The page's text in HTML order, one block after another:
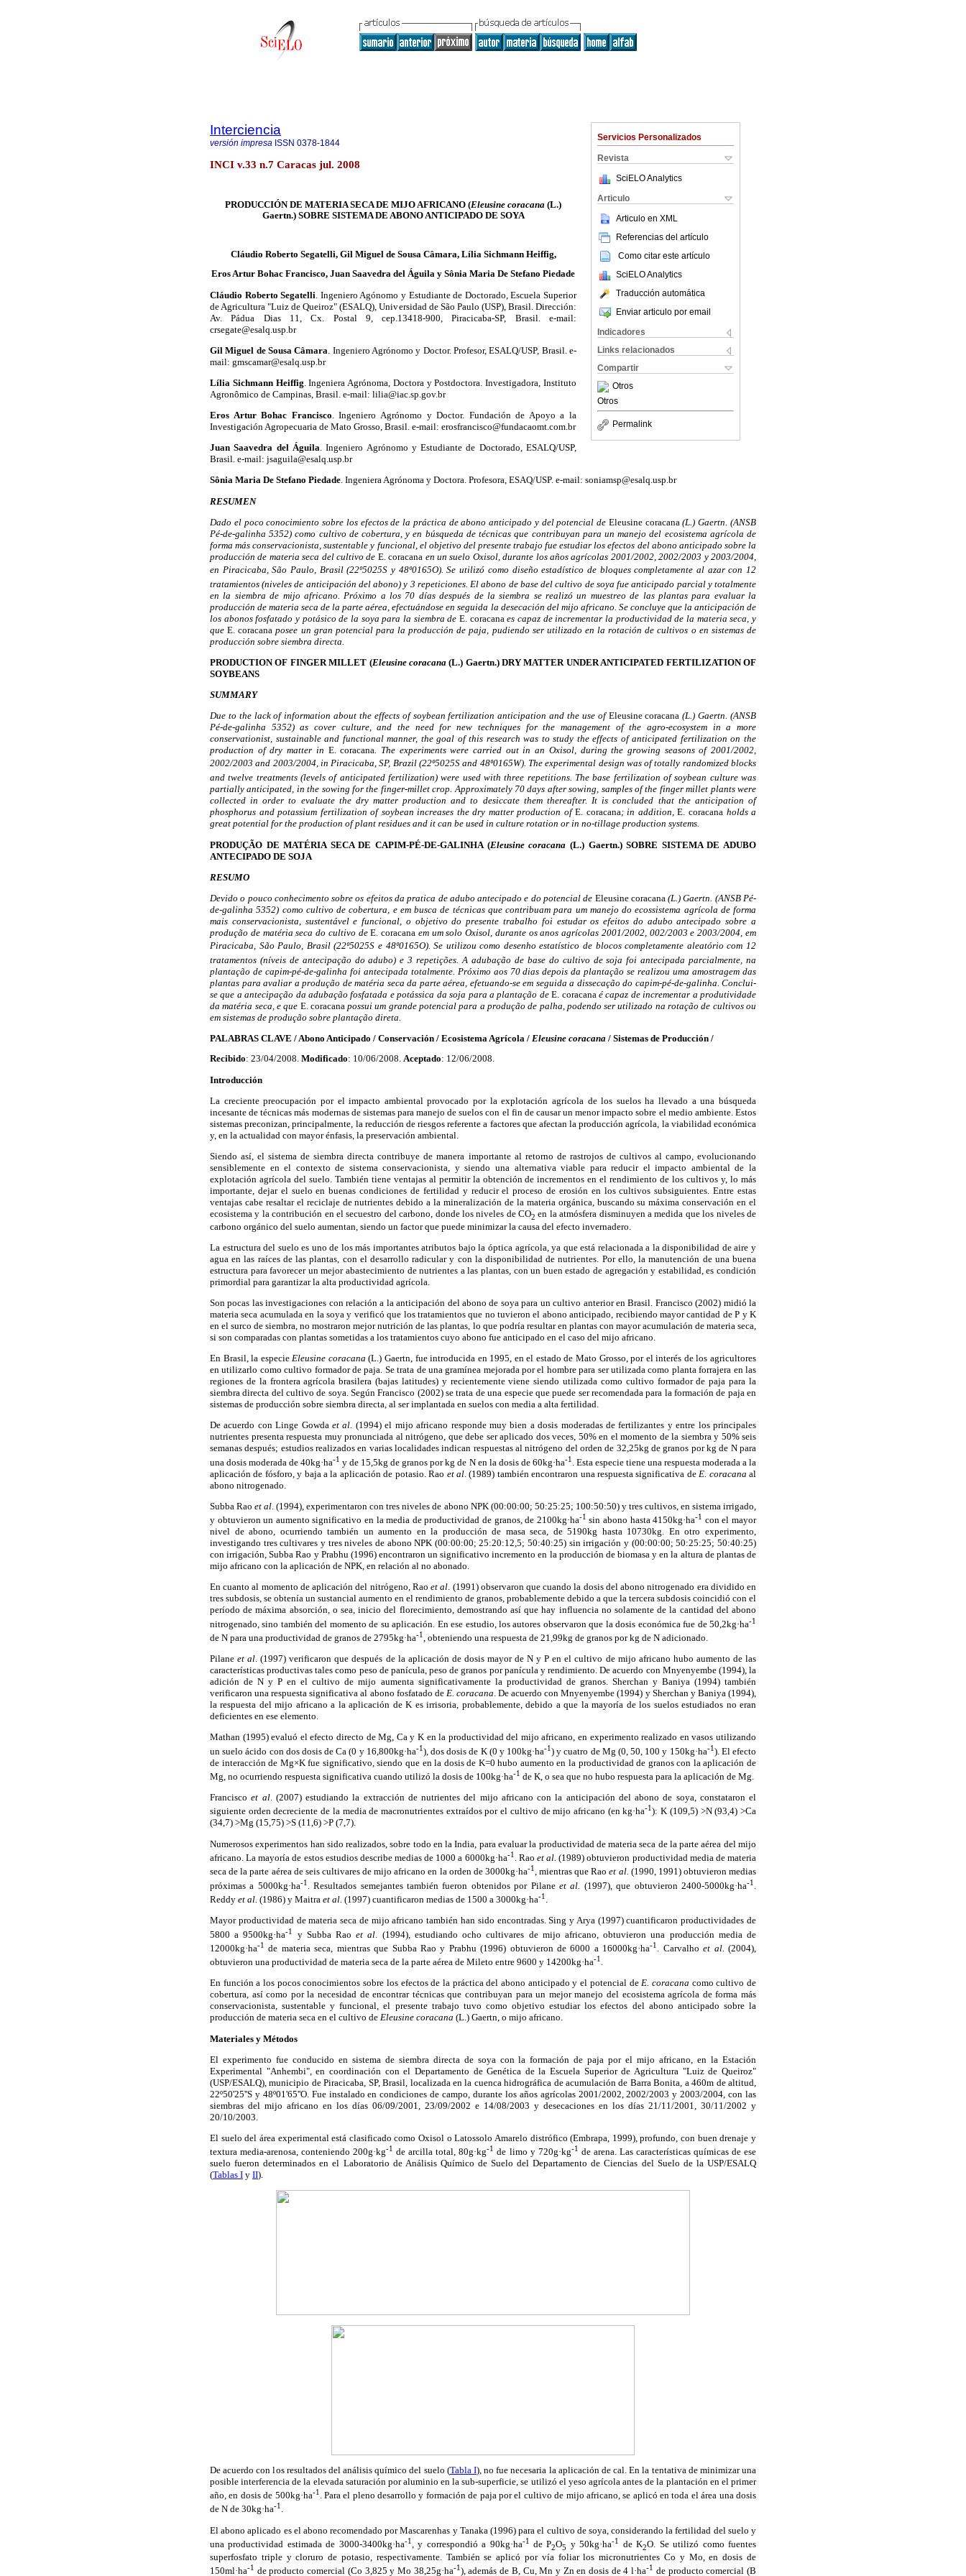
Servicios Personalizados
Revista
SciELO Analytics
Articulo
Articulo en XML
Referencias del artículo
Como citar este artículo
SciELO Analytics
Traducción automática
Enviar articulo por email
Indicadores
Links relacionados
Compartir
Otros
Otros
Permalink
Interciencia
versión impresa ISSN 0378-1844
INCI v.33 n.7 Caracas jul. 2008
PRODUCCIÓN DE MATERIA SECA DE MIJO AFRICANO (Eleusine coracana (L.)
Gaertn.) SOBRE SISTEMA DE ABONO ANTICIPADO DE SOYA
Cláudio Roberto Segatelli, Gil Miguel de Sousa Câmara, Lília Sichmann Heiffig,
Eros Artur Bohac Francisco, Juan Saavedra del Águila y Sônia Maria De Stefano Piedade
Cláudio Roberto Segatelli . Ingeniero Agónomo y Estudiante de Doctorado, Escuela Superior
de Agricultura "Luiz de Queiroz" (ESALQ), Universidad de São Paulo (USP), Brasil. Dirección:
Av. Pádua Dias 11, Cx. Postal 9, cep.13418-900, Piracicaba-SP, Brasil. e-mail:
crsegate@esalq.usp.br
Gil Miguel de Sousa Câmara . Ingeniero Agrónomo y Doctor. Profesor, ESALQ/USP, Brasil. e-
mail: gmscamar@esalq.usp.br
Lília Sichmann Heiffig . Ingeniera Agrónoma, Doctora y Postdoctora. Investigadora, Instituto
Agronômico de Campinas, Brasil. e-mail: lilia@iac.sp.gov.br
Eros Artur Bohac Francisco. Ingeniero Agrónomo y Doctor. Fundación de Apoyo a la
Investigación Agropecuaria de Mato Grosso, Brasil. e-mail: erosfrancisco@fundacaomt.com.br
Juan Saavedra del Águila. Ingeniero Agrónomo y Estudiante de Doctorado, ESALQ/USP,
Brasil. e-mail: jsaguila@esalq.usp.br
Sônia Maria De Stefano Piedade. Ingeniera Agrónoma y Doctora. Profesora, ESAQ/USP. e-mail: soniamsp@esalq.usp.br
RESUMEN
Dado el poco conocimiento sobre los efectos de la práctica de abono anticipado y del potencial de Eleusine coracana (L.) Gaertn. (ANSB
Pé-de-galinha 5352) como cultivo de cobertura, y en búsqueda de técnicas que contribuyan para un manejo del ecosistema agrícola de
forma más conservacionista, sustentable y funcional, el objetivo del presente trabajo fue estudiar los efectos del abono anticipado sobre la
producción de materia seca del cultivo de E. coracana en un suelo Oxisol, durante los años agrícolas 2001/2002, 2002/2003 y 2003/2004,
en Piracicaba, São Paulo, Brasil (22º5025S y 48º0165O). Se utilizó como diseño estadístico de bloques completamente al azar con 12
tratamientos (niveles de anticipación del abono) y 3 repeticiones. El abono de base del cultivo de soya fue anticipado parcial y totalmente
en la siembra de mijo africano. Próximo a los 70 días después de la siembra se realizó un muestreo de las plantas para evaluar la
producción de materia seca de la parte aérea, efectuándose en seguida la desecación del mijo africano. Se concluye que la anticipación de
los abonos fosfatado y potásico de la soya para la siembra de E. coracana es capaz de incrementar la productividad de la materia seca, y
queE. coracana posee un gran potencial para la producción de paja, pudiendo ser utilizado en la rotación de cultivos o en sistemas de
producción sobre siembra directa.
PRODUCTION OF FINGER MILLET (Eleusine coracana(L.) Gaertn.) DRY MATTER UNDER ANTICIPATED FERTILIZATION OF
SOYBEANS
SUMMARY
Due to the lack of information about the effects of soybean fertilization anticipation and the use of Eleusine coracana (L.) Gaertn. (ANSB
Pé-de-galinha 5352) as cover culture, and the need for new techniques for the management of the agro-ecosystem in a more
conservationist, sustainable and functional manner, the goal of this research was to study the effects of anticipated fertilization on the
production of dry matter in E. coracana. The experiments were carried out in an Oxisol, during the growing seasons of 2001/2002,
2002/2003 and 2003/2004, in Piracicaba, SP, Brazil (22º5025S and 48º0165W). The experimental design was of totally randomized blocks
and twelve treatments (levels of anticipated fertilization) were used with three repetitions. The base fertilization of soybean culture was
partially anticipated, in the sowing for the finger-millet crop. Approximately 70 days after sowing, samples of the finger millet plants were
collected in order to evaluate the dry matter production and to desiccate them thereafter. It is concluded that the anticipation of
phosphorus and potassium fertilization of soybean increases the dry matter production ofE. coracana; in addition,E. coracanaholds a
great potential for the production of plant residues and it can be used in culture rotation or in no-tillage production systems.
PRODUÇÃO DE MATÉRIA SECA DE CAPIM-PÉ-DE-GALINHA (Eleusine coracana (L.) Gaertn.) SOBRE SISTEMA DE ADUBO
ANTECIPADO DE SOJA
RESUMO
Devido o pouco conhecimento sobre os efeitos da pratica de adubo antecipado e do potencial de Eleusine coracana (L.) Gaertn. (ANSB Pé-
de-galinha 5352) como cultivo de cobertura, e em busca de técnicas que contribuam para um manejo do ecossistema agrícola de forma
mais conservacionista, sustentável e funcional, o objetivo do presente trabalho foi estudar os efeitos do adubo antecipado sobre a
produção de matéria seca do cultivo deE. coracana em um solo Oxisol, durante os anos agrícolas 2001/2002, 002/2003 e 2003/2004, em
Piracicaba, São Paulo, Brasil (22º5025S e 48º0165O). Se utilizou como desenho estatístico de blocos completamente aleatório com 12
tratamentos (níveis de antecipação do adubo) e 3 repetições. A adubação de base do cultivo de soja foi antecipada parcialmente, na
plantação de capim-pé-de-galinha foi antecipada totalmente. Próximo aos 70 dias depois da plantação se realizou uma amostragem das
plantas para avaliar a produção de matéria seca da parte aérea, efetuando-se em seguida a dissecação do capim-pé-de-galinha. Conclui-
se que a antecipação da adubação fosfatada e potássica da soja para a plantação deE. coracana é capaz de incrementar a produtividade
da matéria seca, e que E. coracana possui um grande potencial para a produção de palha, podendo ser utilizado na rotação de cultivos ou
em sistemas de produção sobre plantação direta.
PALABRAS CLAVE / Abono Anticipado / Conservación / Ecosistema Agrícola / Eleusine coracana / Sistemas de Producción /
Recibido: 23/04/2008. Modificado: 10/06/2008. Aceptado: 12/06/2008.
Introducción
La creciente preocupación por el impacto ambiental provocado por la explotación agrícola de los suelos ha llevado a una búsqueda
incesante de técnicas más modernas de sistemas para manejo de suelos con el fin de causar un menor impacto sobre el medio ambiente. Estos
sistemas preconizan, principalmente, la reducción de riesgos referente a factores que afectan la producción agrícola, la viabilidad económica
y, en la actualidad con mayor énfasis, la preservación ambiental.
Siendo así, el sistema de siembra directa contribuye de manera importante al retorno de rastrojos de cultivos al campo, evolucionando
sensiblemente en el contexto de sistema conservacionista, y siendo una alternativa viable para reducir el impacto ambiental de la
explotación agrícola del suelo. También tiene ventajas al permitir la obtención de incrementos en el rendimiento de los cultivos y, lo más
importante, dejar el suelo en buenas condiciones de fertilidad y reducir el proceso de erosión en los cultivos subsiguientes. Entre estas
ventajas cabe resaltar el reciclaje de nutrientes debido a la mineralización de la materia orgánica, buscando su máxima conservación en el
ecosistema y la contribución en el secuestro del carbono, donde los niveles de CO2 en la atmósfera disminuyen a medida que los niveles de
carbono orgánico del suelo aumentan, siendo un factor que puede minimizar la causa del efecto invernadero.
La estructura del suelo es uno de los más importantes atributos bajo la óptica agrícola, ya que está relacionada a la disponibilidad de aire y
agua en las raíces de las plantas, con el desarrollo radicular y con la disponibilidad de nutrientes. Por ello, la manutención de una buena
estructura para favorecer un mejor abastecimiento de nutrientes a las plantas, con un buen estado de agregación y estabilidad, es condición
primordial para garantizar la alta productividad agrícola.
Son pocas las investigaciones con relación a la anticipación del abono de soya para un cultivo anterior en Brasil. Francisco (2002) midió la
materia seca acumulada en la soya y verificó que los tratamientos que no tuvieron el abono anticipado, recibiendo mayor cantidad de P y K
en el surco de siembra, no mostraron mejor nutrición de las plantas, lo que podría resultar en plantas con mayor acumulación de materia seca,
si son comparadas con plantas sometidas a los tratamientos cuyo abono fue anticipado en el caso del mijo africano.
En Brasil, la especieEleusine coracana (L.) Gaertn, fue introducida en 1995, en el estado de Mato Grosso, por el interés de los agricultores
en utilizarlo como cultivo formador de paja. Se trata de una gramínea mejorada por el hombre para ser utilizada como planta forrajera en las
regiones de la frontera agrícola brasilera (bajas latitudes) y recientemente viene siendo utilizada como cultivo formador de paja para la
siembra directa del cultivo de soya. Según Francisco (2002) se trata de una especie que puede ser recomendada para la formación de paja en
sistemas de producción sobre siembra directa, al ser implantada en suelos con media a alta fertilidad.
De acuerdo con Linge Gowdaet al. (1994) el mijo africano responde muy bien a dosis moderadas de fertilizantes y entre los principales
nutrientes presenta respuesta muy pronunciada al nitrógeno, que debe ser aplicado dos veces, 50% en el momento de la siembra y 50% seis
semanas después; estudios realizados en varias localidades indican respuestas al nitrógeno del orden de 32,25kg de granos por kg de N para
una dosis moderada de 40kg·ha-1 y de 15,5kg de granos por kg de N en la dosis de 60kg·ha-1
. Esta especie tiene una respuesta moderada a la
aplicación de fósforo, y baja a la aplicación de potasio. Rao et al. (1989) también encontraron una respuesta significativa de E. coracana al
abono nitrogenado.
Subba Raoet al . (1994), experimentaron con tres niveles de abono NPK (00:00:00; 50:25:25; 100:50:50) y tres cultivos, en sistema irrigado,
y obtuvieron un aumento significativo en la media de productividad de granos, de 2100kg·ha-1 sin abono hasta 4150kg·ha-1 con el mayor
nivel de abono, ocurriendo también un aumento en la producción de masa seca, de 5190kg hasta 10730kg. En otro experimento,
investigando tres cultivares y tres niveles de abono NPK (00:00:00; 25:20:12,5; 50:40:25) sin irrigación y (00:00:00; 50:25:25; 50:40:25)
con irrigación, Subba Rao y Prabhu (1996) encontraron un significativo incremento en la producción de biomasa y en la altura de plantas de
mijo africano con la aplicación de NPK, en relación al no abonado.
En cuanto al momento de aplicación del nitrógeno, Raoet al. (1991) observaron que cuando la dosis del abono nitrogenado era dividido en
tres subdosis, se obtenía un sustancial aumento en el rendimiento de granos, probablemente debido a que la tercera subdosis coincidió con el
período de máxima absorción, o sea, inicio del florecimiento, demostrando así que hay influencia no solamente de la cantidad del abono
nitrogenado, sino también del momento de su aplicación. En ese estudio, los autores observaron que la dosis económica fue de 50,2kg·ha-1
de N para una productividad de granos de 2795kg·ha-1
, obteniendo una respuesta de 21,99kg de granos por kg de N adicionado.
Pilaneet al. (1997) verificaron que después de la aplicación de dosis mayor de N y P en el cultivo de mijo africano hubo aumento de las
características productivas tales como peso de panícula, peso de granos por panícula y rendimiento. De acuerdo con Mnyenyembe (1994), la
adición de N y P en el cultivo de mijo aumenta significativamente la productividad de granos. Sherchan y Baniya (1994) también
verificaron una respuesta significativa al abono fosfatado de E. coracana. De acuerdo con Mnyenyembe (1994) y Sherchan y Baniya (1994),
la respuesta del mijo africano a la aplicación de K es irrisoria, probablemente, debido a que la mayoría de los suelos estudiados no eran
deficientes en ese elemento.
Mathan (1995) evaluó el efecto directo de Mg, Ca y K en la productividad del mijo africano, en experimento realizado en vasos utilizando
un suelo ácido con dos dosis de Ca (0 y 16,800kg·ha-1), dos dosis de K (0 y 100kg·ha-1) y cuatro de Mg (0, 50, 100 y 150kg·ha-1). El efecto
de interacción de Mg×K fue significativo, siendo que en la dosis de K=0 hubo aumento en la productividad de granos con la aplicación de
Mg, no ocurriendo respuesta significativa cuando utilizó la dosis de 100kg·ha-1 de K, o sea que no hubo respuesta para la aplicación de Mg.
Franciscoet al. (2007) estudiando la extracción de nutrientes del mijo africano con la anticipación del abono de soya, constataron el
siguiente orden decreciente de la media de macronutrientes extraídos por el cultivo de mijo africano (en kg·ha-1): K (109,5) >N (93,4) >Ca
(34,7) >Mg (15,75) >S (11,6) >P (7,7).
Numerosos experimentos han sido realizados, sobre todo en la India, para evaluar la productividad de materia seca de la parte aérea del mijo
africano. La mayoría de estos estudios describe medias de 1000 a 6000kg·ha-1 . Rao et al. (1989) obtuvieron productividad media de materia
seca de la parte aérea de seis cultivares de mijo africano en la orden de 3000kg·ha-1, mientras que Raoet al. (1990, 1991) obtuvieron medias
próximas a 5000kg·ha-1 . Resultados semejantes también fueron obtenidos por Pilaneet al. (1997), que obtuvieron 2400-5000kg·ha-1
Reddy et al. (1986) y Maitra et al. (1997) cuantificaron medias de 1500 a 3000kg·ha-1
Mayor productividad de materia seca de mijo africano también han sido encontradas. Sing y Arya (1997) cuantificaron productividades de
5800 a 9500kg·ha-1 y Subba Raoet al . (1994), estudiando ocho cultivares de mijo africano, obtuvieron una producción media de
12000kg·ha-1 de materia seca, mientras que Subba Rao y Prabhu (1996) obtuvieron de 6000 a 16000kg·ha-1 . Carvalhoet al. (2004),
obtuvieron una productividad de materia seca de la parte aérea de Mileto entre 9600 y 14200kg·ha-1 .
En función a los pocos conocimientos sobre los efectos de la práctica del abono anticipado y el potencial deE. coracana como cultivo de
cobertura, así como por la necesidad de encontrar técnicas que contribuyan para un mejor manejo del ecosistema agrícola de forma más
conservacionista, sustentable y funcional, el presente trabajo tuvo como objetivo estudiar los efectos del abono anticipado sobre la
producción de materia seca en el cultivo de Eleusine coracana (L.) Gaertn, o mijo africano.
Materiales y Métodos
El experimento fue conducido en sistema de siembra directa de soya con la formación de paja por el mijo africano, en la Estación
Experimental "Anhembi", en coordinación con el Departamento de Genética de la Escuela Superior de Agricultura "Luiz de Queiroz"
(USP/ESALQ), municipio de Piracicaba, SP, Brasil, localizada en la cuenca hidrográfica de acumulación de Barra Bonita, a 460m de altitud,
22º50'25''S y 48º01'65''O. Fue instalado en condiciones de campo, durante los años agrícolas 2001/2002, 2002/2003 y 2003/2004, con las
siembras del mijo africano en los días 06/09/2001, 23/09/2002 e 14/08/2003 y desecaciones en los días 21/11/2001, 30/11/2002 y
20/10/2003.
El suelo del área experimental está clasificado como Oxisol o Latossolo Amarelo distrófico (Embrapa, 1999), profundo, con buen drenaje y
textura media-arenosa, conteniendo 200g·kg-1 de arcilla total, 80g·kg-1 de limo y 720g·kg-1 de arena. Las características químicas de ese
suelo fueron determinados en el Laboratorio de Análisis Químico de Suelo del Departamento de Ciencias del Suelo de la USP/ESALQ
(Tablas I y II).
De acuerdo con los resultados del análisis químico del suelo (Tabla I), no fue necesaria la aplicación de cal. En la tentativa de minimizar una
posible interferencia de la elevada saturación por aluminio en la sub-superficie, se utilizó el yeso agrícola antes de la plantación en el primer
año, en dosis de 500kg·ha-1 . Para el pleno desarrollo y formación de paja por el cultivo de mijo africano, se aplicó en toda el área una dosis
de N de 30kg·ha-1 .
El abono aplicado es el abono recomendado por Mascarenhas y Tanaka (1996) para el cultivo de soya, considerando la fertilidad del suelo y
una productividad estimada de 3000-3400kg·ha-1 , y correspondió a 90kg·ha-1 de P2O5 y 50kg·ha-1 de K2O. Se utilizó como fuentes
superfosfato triple y cloruro de potasio, respectivamente. También se aplicó por vía foliar los micronutrientes Co y Mo, en dosis de
150ml·ha-1 de producto comercial (Co 3,825 y Mo 38,25g·ha-1), además de B, Cu, Mn y Zn en dosis de 4 l·ha-1 de producto comercial (B